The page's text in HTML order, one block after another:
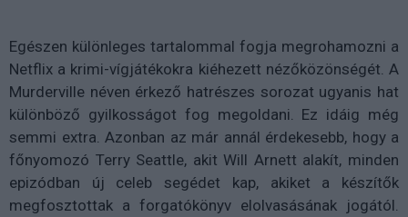
Egészen különleges tartalommal fogja megrohamozni a
Netflix a krimi-vígjátékokra kiéhezett nézőközönségét. A
Murderville néven érkező hatrészes sorozat ugyanis hat
különböző gyilkosságot fog megoldani. Ez idáig még
semmi extra. Azonban az már annál érdekesebb, hogy a
főnyomozó Terry Seattle, akit Will Arnett alakít, minden
epizódban új celeb segédet kap, akiket a készítők
megfosztottak a forgatókönyv elolvasásának jogától.